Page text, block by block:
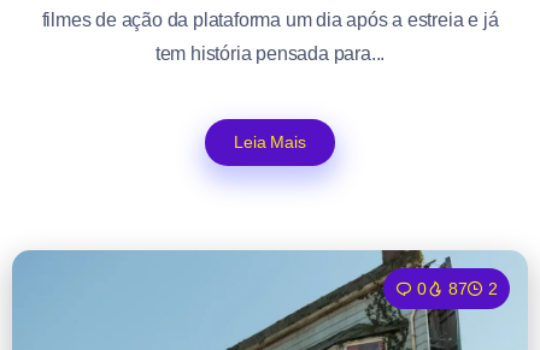
filmes de ação da plataforma um dia após a estreia e já
tem história pensada para...
Leia Mais
0 87 2